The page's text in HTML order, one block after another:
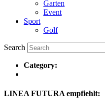
Garten
Event
Sport
Golf
Search
Category:
LINEA FUTURA empfiehlt: